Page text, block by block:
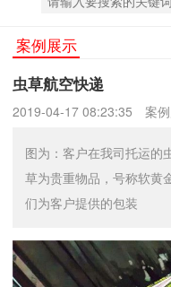
案例展示
虫草航空快递
2019-04-17 08:23:35 案
图为：客户在我司托运的
草为贵重物品，号称软黄
们为客户提供的包装